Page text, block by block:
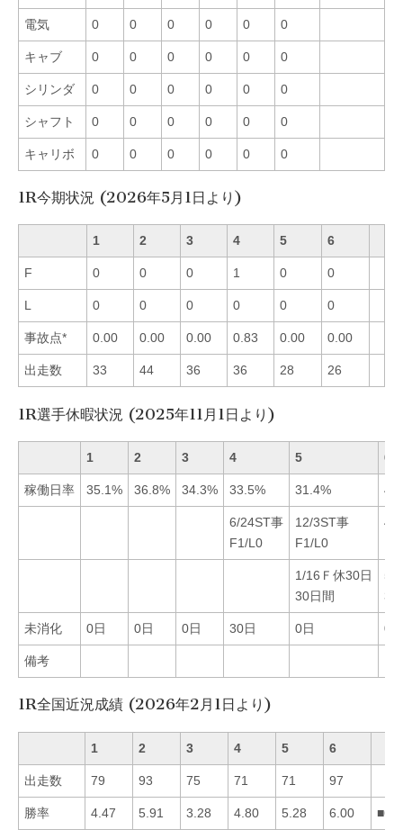
電気 0 0 0 0 0 0
キャブ 0 0 0 0 0 0
シリンダ 0 0 0 0 0 0
シャフト 0 0 0 0 0 0
キャリボ 0 0 0 0 0 0
1R今期状況 (2026年5月1日より)
1 2 3 4 5 6
F 0 0 0 1 0 0
L 0 0 0 0 0 0
事故点* 0.00 0.00 0.00 0.83 0.00 0.00
出走数 33 44 36 36 28 26
1R選手休暇状況 (2025年11月1日より)
1 2 3 4 5 6
稼働日率 35.1% 36.8% 34.3% 33.5% 31.4%
6/24ST事
F1/L0
12/3ST事
F1/L0
4/
1/16Ｆ休30日
30日間
5/
33
未消化 0日 0日 0日 30日 0日 0日
備考
1R全国近況成績 (2026年2月1日より)
1 2 3 4 5 6
出走数 79 93 75 71 71 97
勝率 4.47 5.91 3.28 4.80 5.28 6.00